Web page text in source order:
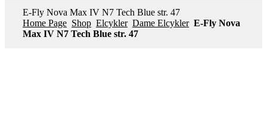
E-Fly Nova Max IV N7 Tech Blue str. 47
Home Page Shop Elcykler Dame Elcykler E-Fly Nova
Max IV N7 Tech Blue str. 47